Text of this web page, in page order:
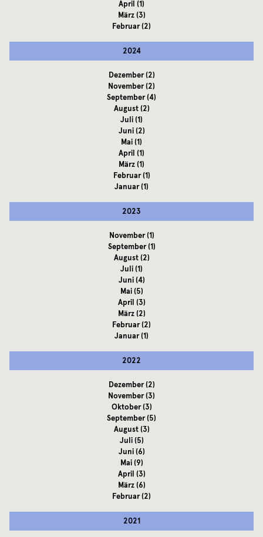
April (1)
März(3)
Februar(2)
2024
Dezember(2)
November(2)
September(4)
August(2)
Juli(1)
Juni(2)
Mai(1)
April (1)
März(1)
Februar(1)
Januar(1)
2023
November(1)
September(1)
August(2)
Juli(1)
Juni(4)
Mai(5)
April (3)
März(2)
Februar(2)
Januar(1)
2022
Dezember(2)
November(3)
Oktober(3)
September(5)
August(3)
Juli(5)
Juni(6)
Mai(9)
April (3)
März(6)
Februar(2)
2021